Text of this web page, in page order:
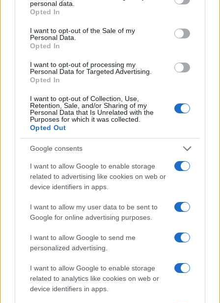
grant or deny consent to Google and its third-party tags to
use your data for below specified purposes in below Google
consent section.
personal data.
Opted In
I want to opt-out of the Sale of my
Personal Data.
Opted In
I want to opt-out of processing my
Personal Data for Targeted Advertising.
Opted In
I want to opt-out of Collection, Use,
Retention, Sale, and/or Sharing of my
Personal Data that Is Unrelated with the
Purposes for which it was collected.
Opted Out
Google consents
I want to allow Google to enable storage
related to advertising like cookies on web or
device identifiers in apps.
I want to allow my user data to be sent to
Google for online advertising purposes.
I want to allow Google to send me
personalized advertising.
I want to allow Google to enable storage
related to analytics like cookies on web or
device identifiers in apps.
“Portafogli: 3 grafici per il closing” (adatta senza
virgolette). 2) Dato + implicazione: “Inflazione: cosa
cambia su bond ed ETF” (adatta senza virgolette).
3) Numero + promessa: “5 segnali per leggere il
45–60 caratteri, un solofocusniente clickbait.
Pre-header con
ripetizione dell’oggetto.
Struttura modulare della mail: 1) apertura con
sintesi e primo link; 2) blocco dati con grafico; 3)
analisi principale; 4) rubrica fissa; 5) link di
approfondimento; 6) disclosure ecompliance
Componenti riutilizzabili: banner alert mercati, box
“metodologia”,glossarioinline, callout risk.
Chiusura con preferenze e centro privacy. Salva 2–
3 varianti di layout (daily, weekly, mensile) per
velocizzare la produzione e mantenere la coerenza
visiva.
AUTORE